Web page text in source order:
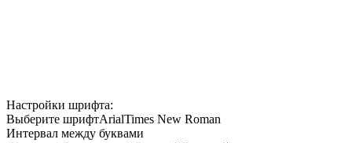
Настройки шрифта:
Выберите шрифтArialTimes New Roman
Интервал между буквами